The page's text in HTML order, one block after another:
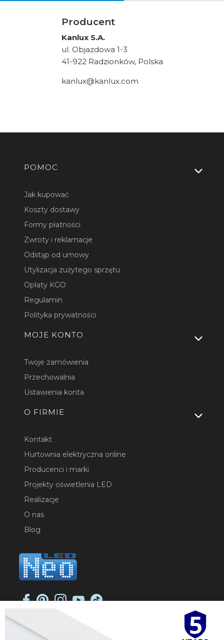
Producent
Kanlux S.A.
ul. Objazdowa 1-3
41-922 Radzionków, Polska
kanlux@kanlux.com
Linki w stopce
POMOC
Jak kupować
Koszty dostawy
Formy płatności
Zwroty i reklamacje
Odstąp od umowy
Utylizacja zużytego sprzętu
Opłaty KGO
Regulamin
Polityka prywatności
MOJE KONTO
Twoje zamówienia
Przechowalnia
Ustawienia konta
O FIRMIE
Kontakt
Hurtownia elektryczna online
Producenci i marki
Projekty oświetlenia LED
Realizacje
O nas
Blog
NEO-LED SP. K.